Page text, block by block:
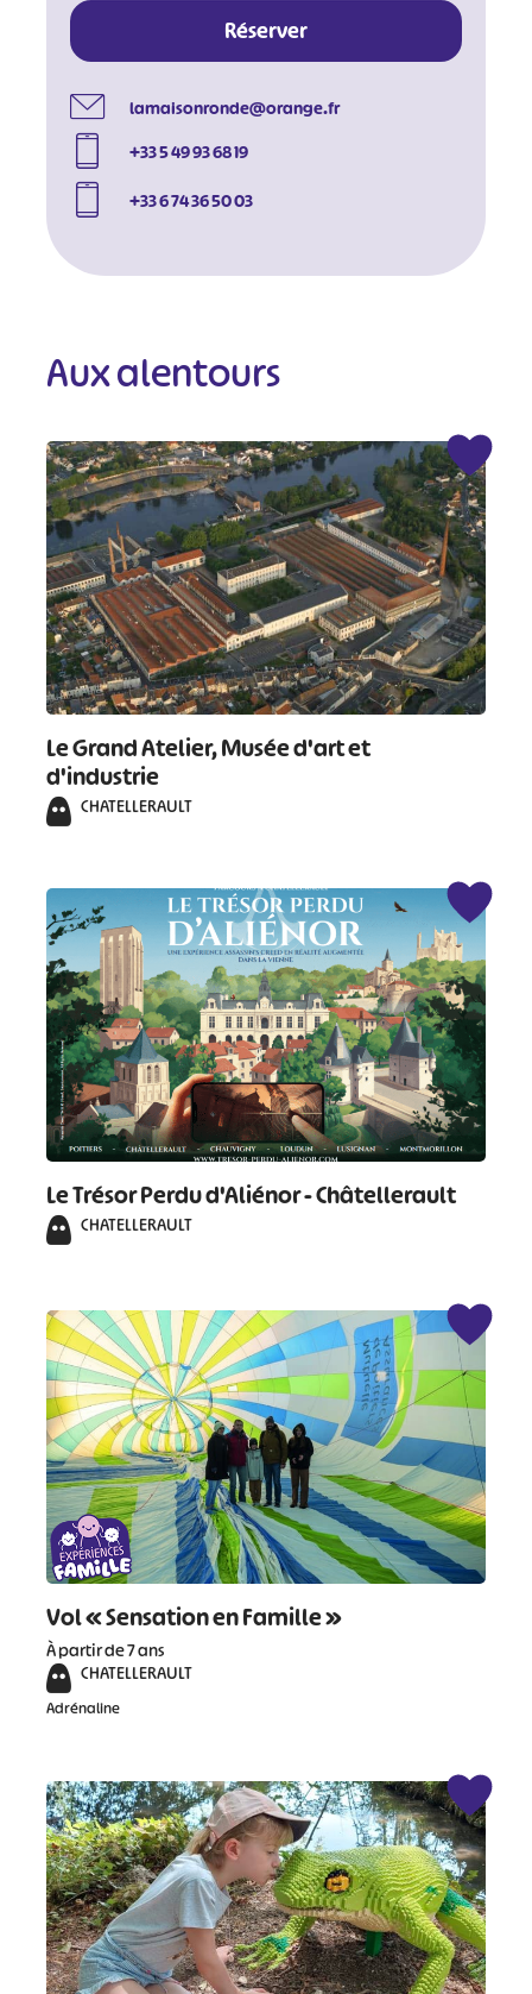
Réserver
lamaisonronde@orange.fr
+33 5 49 93 68 19
+33 6 74 36 50 03
Aux alentours
Le Grand Atelier, Musée d'art et
d'industrie
CHATELLERAULT
Le Trésor Perdu d'Aliénor - Châtellerault
CHATELLERAULT
Vol « Sensation en Famille »
À partir de 7 ans
CHATELLERAULT
Adrénaline
# #